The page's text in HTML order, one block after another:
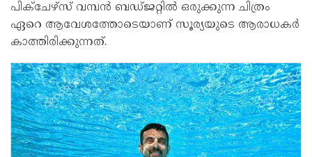
പിക്‌ചേഴ്‌സ് വമ്പന്‍ ബഡ്ജറ്റില്‍ ഒരുക്കുന്ന ചിത്രം
ഏറെ ആവേശത്തോടെയാണ് സൂര്യയുടെ ആരാധകര്‍
കാത്തിരിക്കുന്നത്.